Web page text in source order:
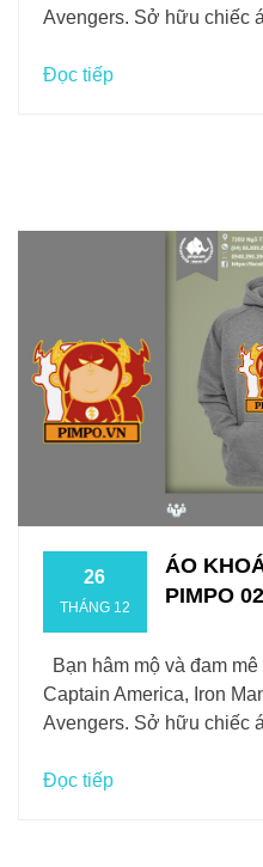
Avengers. Sở hữu chiếc
Đọc tiếp
26
THÁNG 12
ÁO
PIMPO 02
Bạn hâm mộ và đam
Captain America, Iron
Avengers. Sở hữu chiếc
Đọc tiếp